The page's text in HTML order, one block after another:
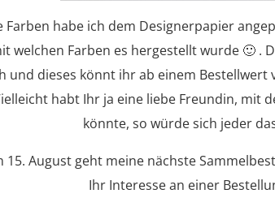
Farben habe ich dem Designerpapier
welchen Farben es hergestellt wurde 🙂 .
und dieses könnt ihr ab einem
habt Ihr ja eine liebe Freundin, mit
könnte, so würde sich jeder
15. August geht meine nächste
Ihr Interesse an einer